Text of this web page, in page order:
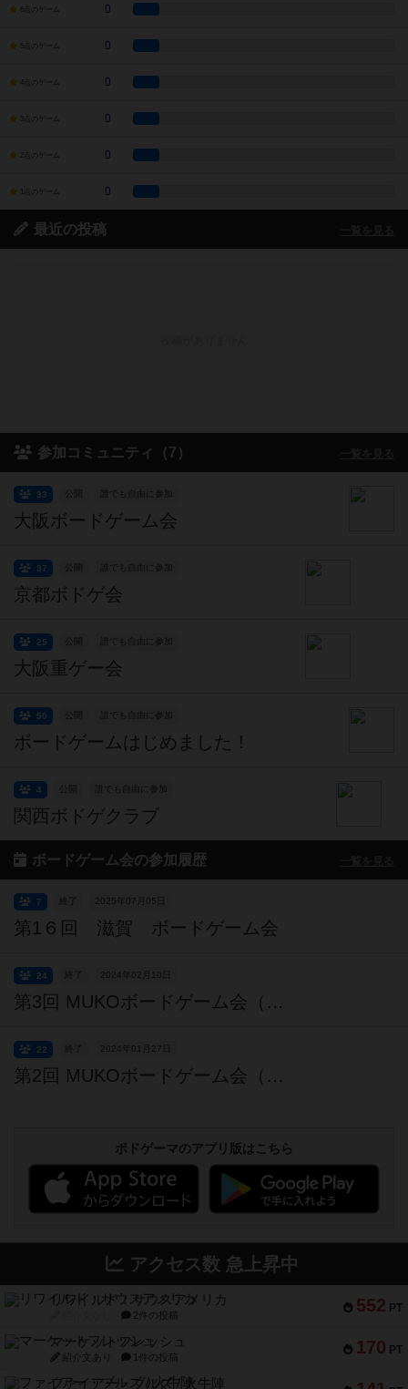
6点のゲーム 0
5点のゲーム 0
4点のゲーム 0
3点のゲーム 0
2点のゲーム 0
1点のゲーム 0
最近の投稿
参加コミュニティ（7）
大阪ボードゲーム会
公開 誰でも自由に参加
33
京都ボドゲ会
公開 誰でも自由に参加
37
大阪重ゲー会
公開 誰でも自由に参加
25
ボードゲームはじめました！
公開 誰でも自由に参加
50
関西ボドゲクラブ
公開 誰でも自由に参加
4
ボードゲーム会の参加履歴
第1６回 滋賀 ボードゲーム会
終了 2025年07月05日
7
第3回 MUKOボードゲーム会（京都府向日市）
終了 2024年02月10日
24
第2回 MUKOボードゲーム会（京都府向日市）
終了 2024年01月27日
22
ボドゲーマのアプリ版はこちら
アクセス数 急上昇中
552 PT
リワイルド：サウスアメリカ
2件の投稿
170 PT
マーケットフレッシュ
紹介文あり 1件の投稿
ファイアー・ブルズ / 火牛陣